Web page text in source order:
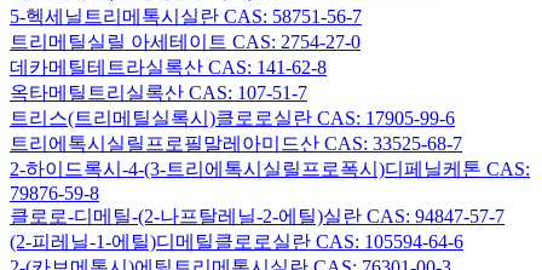
5-헥세닐트리메톡시실란 CAS: 58751-56-7
트리메틸실릴 아세테이트 CAS: 2754-27-0
데카메틸테트라실록산 CAS: 141-62-8
옥타메틸트리실록산 CAS: 107-51-7
트리스(트리메틸실록시)클로로실란 CAS: 17905-99-6
트리에톡시실릴프로필말레아미드산 CAS: 33525-68-7
2-하이드록시-4-(3-트리에톡시실릴프로폭시)디페닐케톤 CAS:
79876-59-8
클로로-디메틸-(2-나프탈레닐-2-에틸)실란 CAS: 94847-57-7
(2-피레닐-1-에틸)디메틸클로로실란 CAS: 105594-64-6